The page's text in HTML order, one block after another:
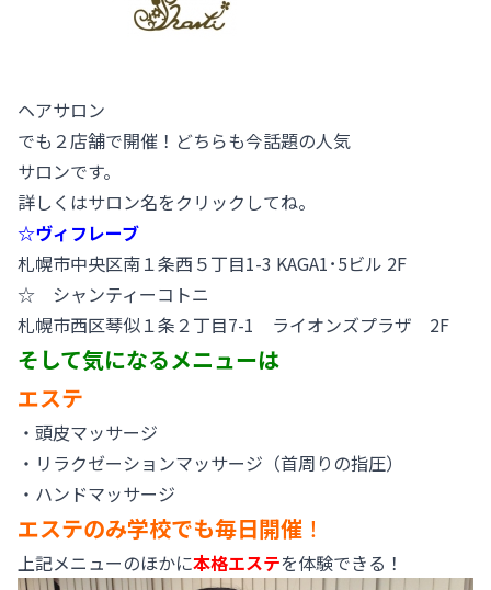
ヘアサロン
でも２店舗で開催！どちらも今話題の人気
サロンです。
詳しくはサロン名をクリックしてね。
☆ヴィフレーブ
札幌市中央区南１条西５丁目1-3 KAGA1･5ビル 2F
☆ シャンティーコトニ
札幌市西区琴似１条２丁目7-1 ライオンズプラザ 2F
そして気になるメニューは
エステ
・頭皮マッサージ
・リラクゼーションマッサージ（首周りの指圧）
・ハンドマッサージ
エステのみ学校でも毎日開催 ！
上記メニューのほかに本格エステを体験できる！